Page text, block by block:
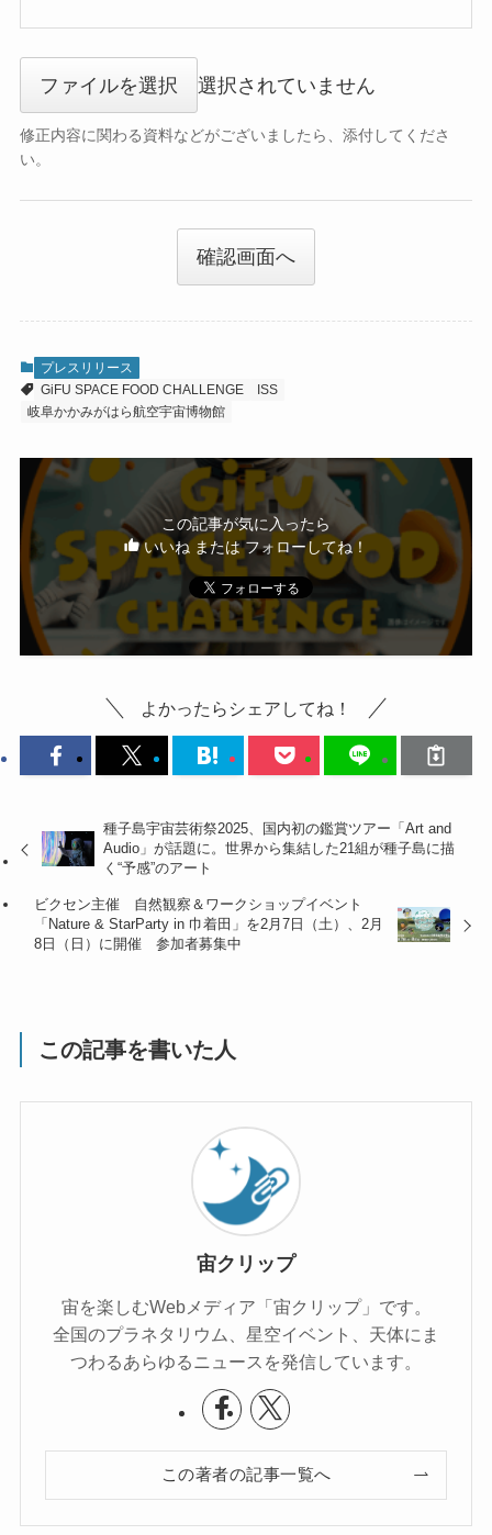
ファイルを選択 選択されていません
修正内容に関わる資料などがございましたら、添付してくださ
い。
確認画面へ
プレスリリース
GiFU SPACE FOOD CHALLENGE
ISS
岐阜かかみがはら航空宇宙博物館
この記事が気に入ったら
いいね または フォローしてね！
よかったらシェアしてね！
種子島宇宙芸術祭2025、国内初の鑑賞ツアー「Art and
Audio」が話題に。世界から集結した21組が種子島に描
く“予感”のアート
ビクセン主催 自然観察＆ワークショップイベント
「Nature & StarParty in 巾着田」を2月7日（土）、2月
8日（日）に開催 参加者募集中
この記事を書いた人
宙クリップ
宙を楽しむWebメディア「宙クリップ」です。
全国のプラネタリウム、星空イベント、天体にま
つわるあらゆるニュースを発信しています。
この著者の記事一覧へ